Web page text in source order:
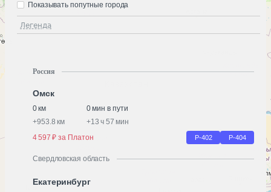
Легенда
Показывать попутные города
Россия
Омск
0 км
0 мин в пути
+953.8 км +13 ч 57 мин
4 597 ₽ за Платон
Р-402 Р-404
Свердловская область
Екатеринбург